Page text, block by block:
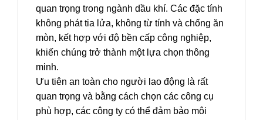
quan trọng trong ngành dầu khí. Các đặc tính
không phát tia lửa, không từ tính và chống ăn
mòn, kết hợp với độ bền cấp công nghiệp,
khiến chúng trở thành một lựa chọn thông
minh.
Ưu tiên an toàn cho người lao động là rất
quan trọng và bằng cách chọn các công cụ
phù hợp, các công ty có thể đảm bảo môi